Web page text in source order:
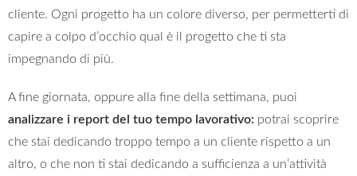
cliente. Ogni progetto ha un colore diverso, per permetterti di
capire a colpo d’occhio qual è il progetto che ti sta
impegnando di più.
A fine giornata, oppure alla fine della settimana, puoi
analizzare i report del tuo tempo lavorativo: potrai scoprire
che stai dedicando troppo tempo a un cliente rispetto a un
altro, o che non ti stai dedicando a sufficienza a un’attività